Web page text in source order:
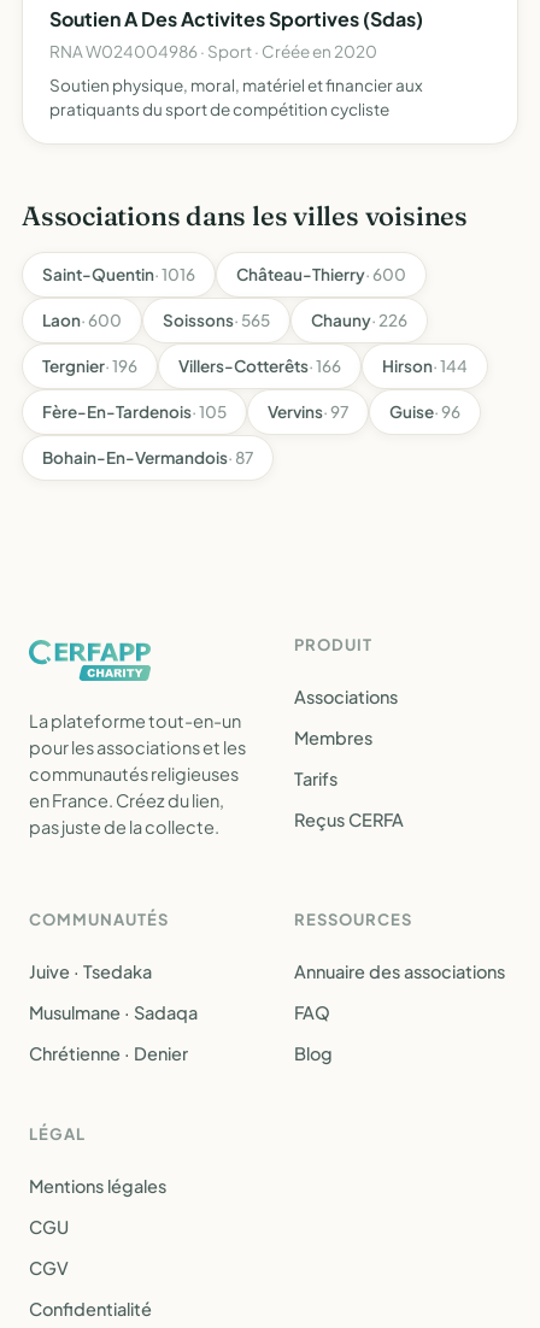
Soutien A Des Activites Sportives (Sdas)
RNA W024004986 · Sport · Créée en 2020
Soutien physique, moral, matériel et financier aux
pratiquants du sport de compétition cycliste
Associations dans les villes voisines
Saint-Quentin· 1016 Château-Thierry· 600
Laon· 600 Soissons· 565 Chauny· 226
Tergnier· 196 Villers-Cotterêts· 166 Hirson· 144
Fère-En-Tardenois· 105 Vervins· 97 Guise· 96
Bohain-En-Vermandois· 87
La plateforme tout-en-un
pour les associations et les
communautés religieuses
en France. Créez du lien,
pas juste de la collecte.
PRODUIT
Associations
Membres
Tarifs
Reçus CERFA
COMMUNAUTÉS
Juive · Tsedaka
Musulmane · Sadaqa
Chrétienne · Denier
RESSOURCES
Annuaire des associations
FAQ
Blog
LÉGAL
Mentions légales
CGU
CGV
Confidentialité